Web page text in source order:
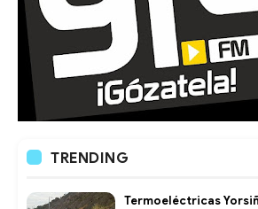
TRENDING
Termoeléctricas